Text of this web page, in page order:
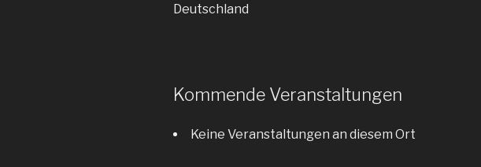
Deutschland
Kommende Veranstaltungen
Keine Veranstaltungen an diesem Ort